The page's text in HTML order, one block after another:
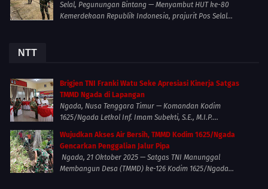
Selal, Pegunungan Bintang — Menyambut HUT ke-80
Kemerdekaan Republik Indonesia, prajurit Pos Selal...
NTT
Brigjen TNI Franki Watu Seke Apresiasi Kinerja Satgas
TMMD Ngada di Lapangan
Ngada, Nusa Tenggara Timur — Komandan Kodim
1625/Ngada Letkol Inf. Imam Subekti, S.E., M.I.P....
Wujudkan Akses Air Bersih, TMMD Kodim 1625/Ngada
Gencarkan Penggalian Jalur Pipa
Ngada, 21 Oktober 2025 — Satgas TNI Manunggal
Membangun Desa (TMMD) ke-126 Kodim 1625/Ngada...